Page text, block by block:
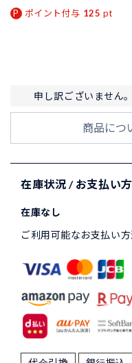
ポイント付与 125 pt
申し訳ございません
商品につ
在庫状況 / お支払い
在庫なし
ご利用可能なお支払い方